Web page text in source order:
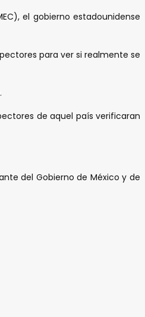
el gobierno estadounidense
para ver si realmente se
de aquel país verificaran
del Gobierno de México y de